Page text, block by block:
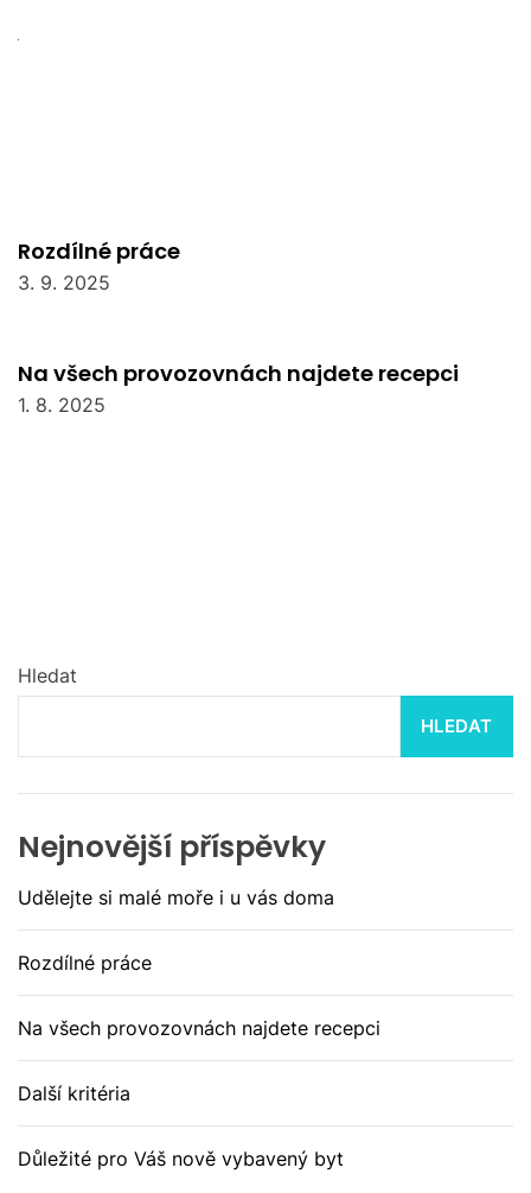
Rozdílné práce
3. 9. 2025
Na všech provozovnách najdete recepci
1. 8. 2025
Hledat
HLEDAT
Nejnovější příspěvky
Udělejte si malé moře i u vás doma
Rozdílné práce
Na všech provozovnách najdete recepci
Další kritéria
Důležité pro Váš nově vybavený byt